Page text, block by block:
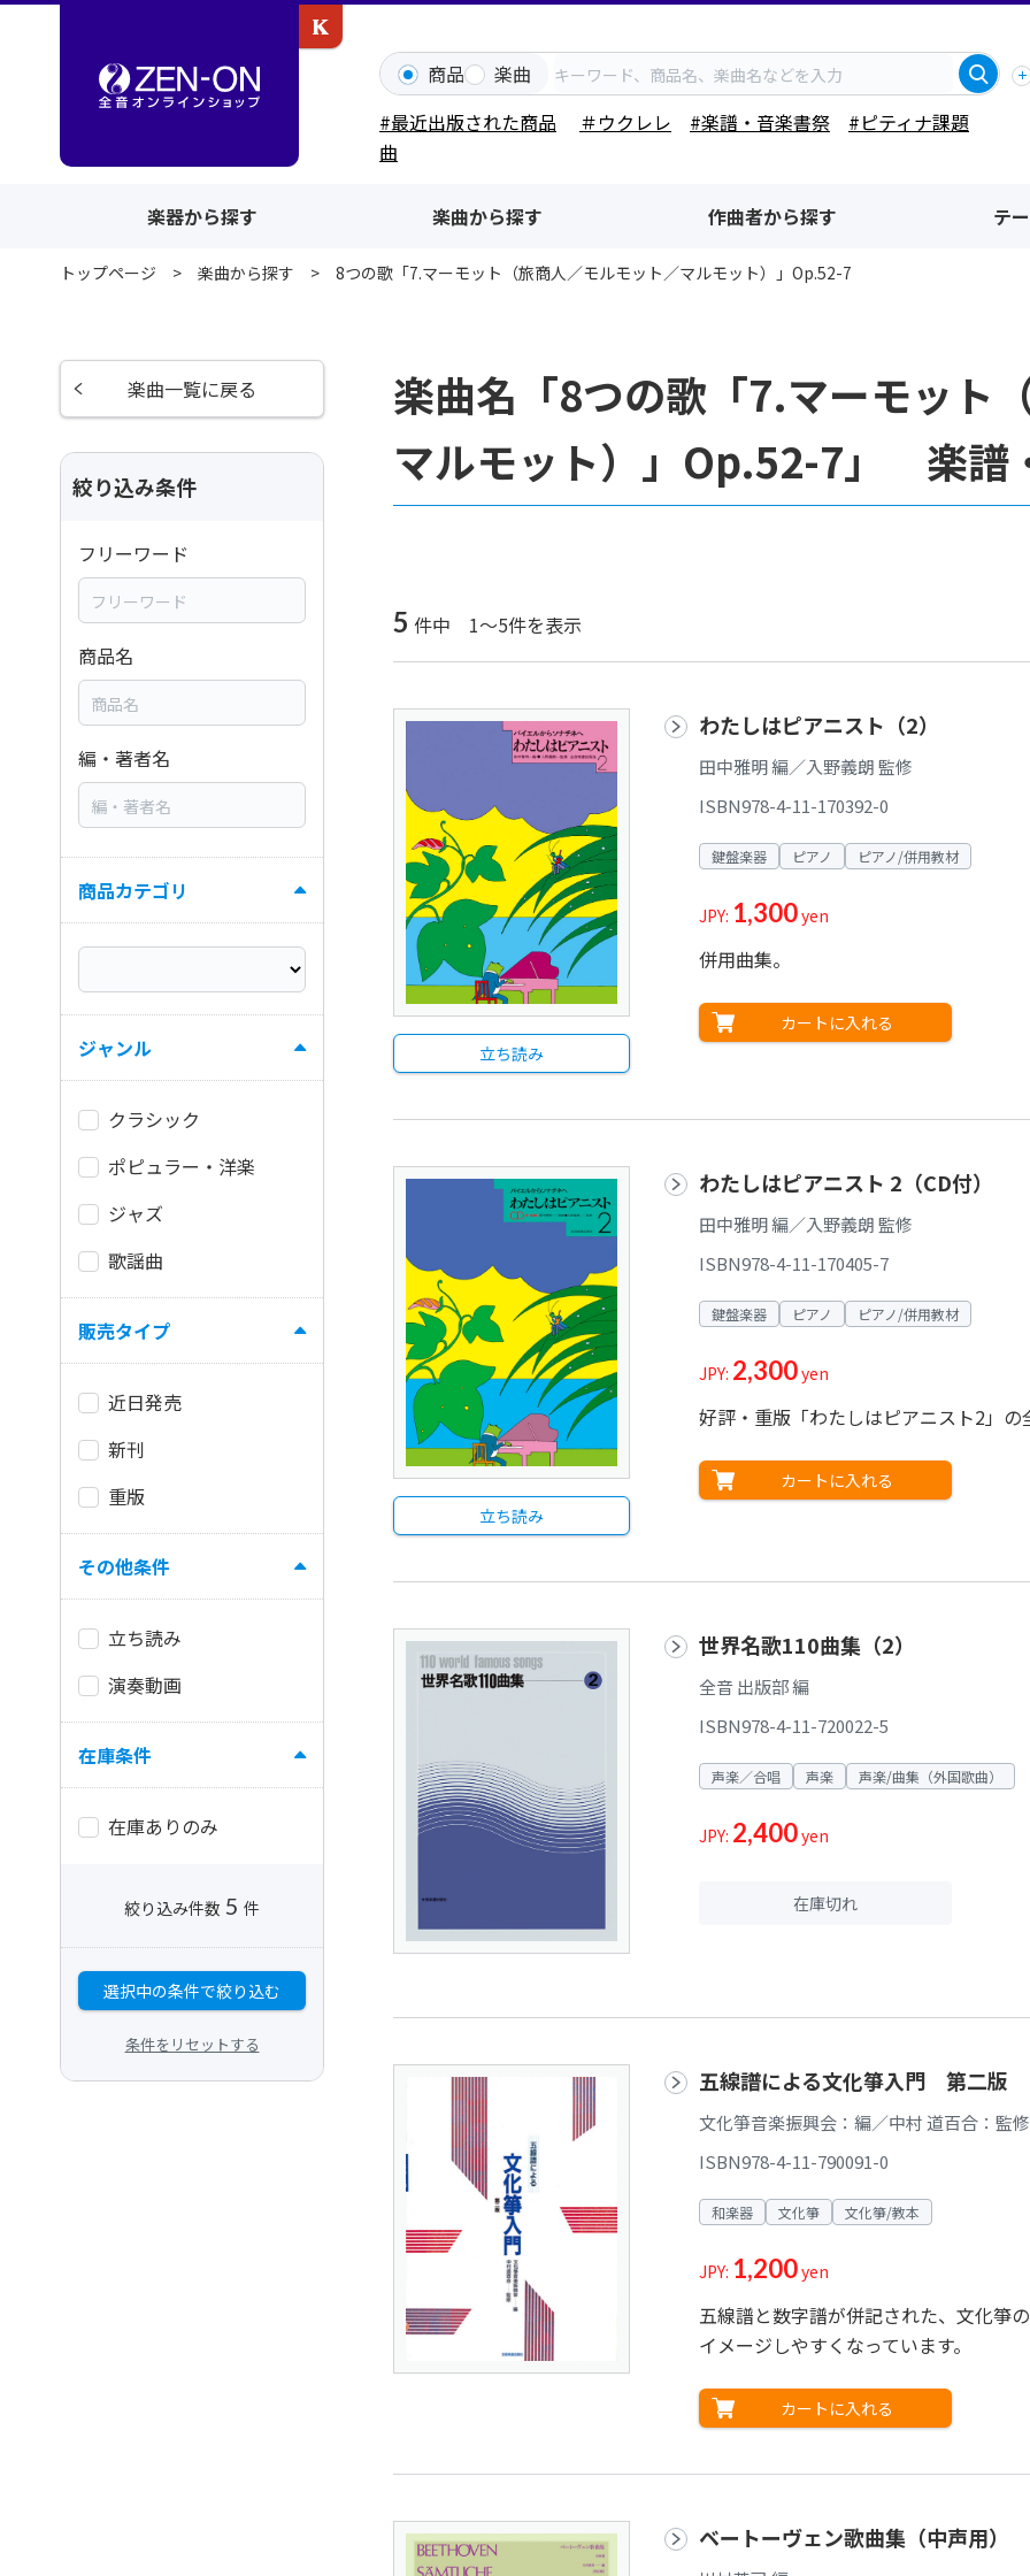
商品
楽曲
#最近出版された商品
＃ウクレレ #楽譜・音楽書祭
#ピティナ課題
曲
楽器から探す 楽曲から探す 作曲者から探す テ
トップページ 楽曲から探す 8つの歌「7.マーモット（旅商人／モルモット／マルモット）」Op.52-7
楽曲名「8つの歌「7.マーモット
マルモット）」Op.52-7」 楽譜
5 件中 1～5件を表示
立ち読み
わたしはピアニスト（2）
田中雅明 編／入野義朗 監修
ISBN978-4-11-170392-0
鍵盤楽器 ピアノ ピアノ/併用教材
JPY: 1,300yen
併用曲集。
カートに入れる
立ち読み
わたしはピアニスト 2（CD付）
田中雅明 編／入野義朗 監修
ISBN978-4-11-170405-7
鍵盤楽器 ピアノ ピアノ/併用教材
JPY: 2,300yen
好評・重版「わたしはピアニスト2」
カートに入れる
世界名歌110曲集（2）
全音 出版部 編
ISBN978-4-11-720022-5
声楽／合唱 声楽 声楽/曲集（外国歌曲）
JPY: 2,400yen
在庫切れ
五線譜による文化箏入門 第二版
文化箏音楽振興会：編／中村 道百合：監修
ISBN978-4-11-790091-0
和楽器 文化箏 文化箏/教本
JPY: 1,200yen
五線譜と数字譜が併記された、文化箏
イメージしやすくなっています。
カートに入れる
ベートーヴェン歌曲集（中声用）
楽曲一覧に戻る
絞り込み条件
フリーワード
商品名
編・著者名
商品カテゴリ
ジャンル
クラシック
ポピュラー・洋楽
ジャズ
歌謡曲
販売タイプ
近日発売
新刊
重版
その他条件
立ち読み
演奏動画
在庫条件
在庫ありのみ
絞り込み件数 5 件
選択中の条件で絞り込む
条件をリセットする